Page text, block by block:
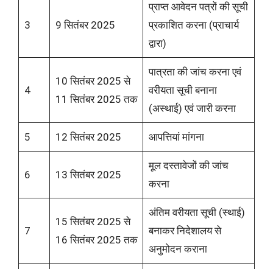
3 9 सितंबर 2025
प्राप्त आवेदन पत्रों की सूची
प्रकाशित करना (प्राचार्य
द्वारा)
4
10 सितंबर 2025 से
11 सितंबर 2025 तक
पात्रता की जांच करना एवं
वरीयता सूची बनाना
(अस्थाई) एवं जारी करना
5 12 सितंबर 2025 आपत्तियां मांगना
6 13 सितंबर 2025
मूल दस्तावेजों की जांच
करना
7
15 सितंबर 2025 से
16 सितंबर 2025 तक
अंतिम वरीयता सूची (स्थाई)
बनाकर निदेशालय से
अनुमोदन कराना